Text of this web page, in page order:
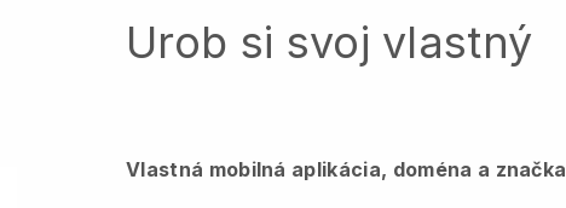
Urob si svoj vlastný
Vlastná mobilná aplikácia, doména a značka